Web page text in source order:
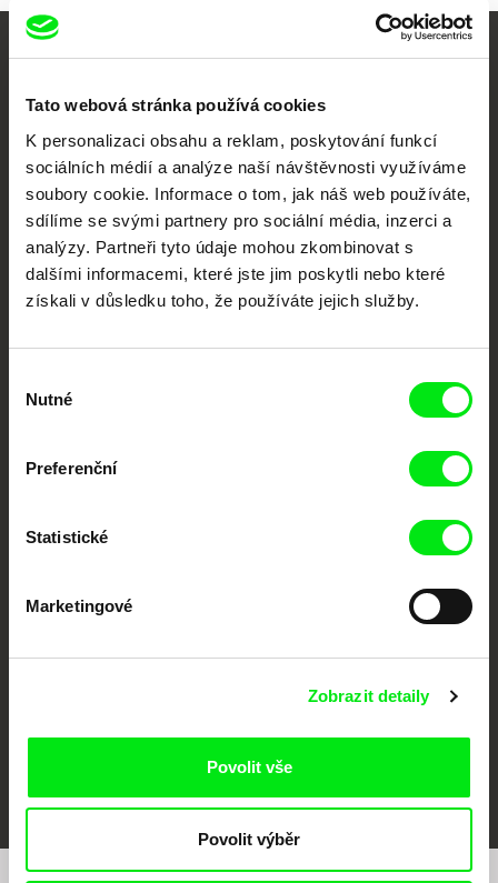
Tato webová stránka používá cookies
K personalizaci obsahu a reklam, poskytování funkcí
sociálních médií a analýze naší návštěvnosti využíváme
soubory cookie. Informace o tom, jak náš web používáte,
sdílíme se svými partnery pro sociální média, inzerci a
analýzy. Partneři tyto údaje mohou zkombinovat s
dalšími informacemi, které jste jim poskytli nebo které
získali v důsledku toho, že používáte jejich služby.
souhlasu
Nutné
Preferenční
Statistické
Marketingové
Zobrazit detaily
Povolit vše
Povolit výběr
dokumentární kino
Nové festivalové filmy
každý týden
festivalů dokumentárního filmu sdružených do Doc Alliance. Naším cílem je
posouvat hranice dokumentárního filmu, propagovat jeho rozmanitost a
podporovat kvalitní autorské filmy.
DOK Leipzig
MFDF Ji.hlava